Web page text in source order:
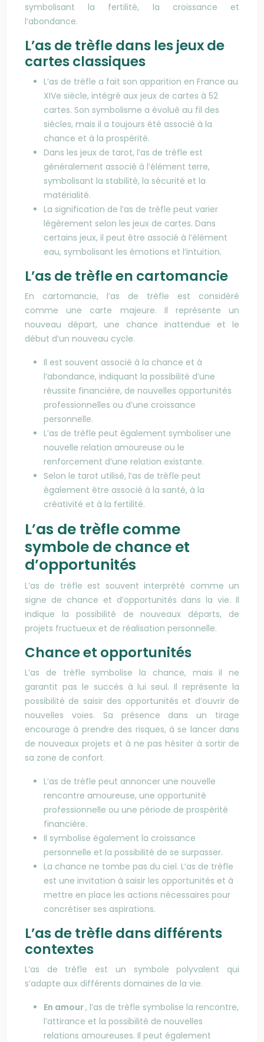
symbolisant la fertilité, la croissance et
l’abondance.
L’as de trèfle dans les jeux de
cartes classiques
L’as de trèfle a fait son apparition en France au
XIVe siècle, intégré aux jeux de cartes à 52
cartes. Son symbolisme a évolué au fil des
siècles, mais il a toujours été associé à la
chance et à la prospérité.
Dans les jeux de tarot, l’as de trèfle est
généralement associé à l’élément terre,
symbolisant la stabilité, la sécurité et la
matérialité.
La signification de l’as de trèfle peut varier
légèrement selon les jeux de cartes. Dans
certains jeux, il peut être associé à l’élément
eau, symbolisant les émotions et l’intuition.
L’as de trèfle en cartomancie
En cartomancie, l’as de trèfle est considéré
comme une carte majeure. Il représente un
nouveau départ, une chance inattendue et le
début d’un nouveau cycle.
Il est souvent associé à la chance et à
l’abondance, indiquant la possibilité d’une
réussite financière, de nouvelles opportunités
professionnelles ou d’une croissance
personnelle.
L’as de trèfle peut également symboliser une
nouvelle relation amoureuse ou le
renforcement d’une relation existante.
Selon le tarot utilisé, l’as de trèfle peut
également être associé à la santé, à la
créativité et à la fertilité.
L’as de trèfle comme
symbole de chance et
d’opportunités
L’as de trèfle est souvent interprété comme un
signe de chance et d’opportunités dans la vie. Il
indique la possibilité de nouveaux départs, de
projets fructueux et de réalisation personnelle.
Chance et opportunités
L’as de trèfle symbolise la chance, mais il ne
garantit pas le succès à lui seul. Il représente la
possibilité de saisir des opportunités et d’ouvrir de
nouvelles voies. Sa présence dans un tirage
encourage à prendre des risques, à se lancer dans
de nouveaux projets et à ne pas hésiter à sortir de
sa zone de confort.
L’as de trèfle peut annoncer une nouvelle
rencontre amoureuse, une opportunité
professionnelle ou une période de prospérité
financière.
Il symbolise également la croissance
personnelle et la possibilité de se surpasser.
La chance ne tombe pas du ciel. L’as de trèfle
est une invitation à saisir les opportunités et à
mettre en place les actions nécessaires pour
concrétiser ses aspirations.
L’as de trèfle dans différents
contextes
L’as de trèfle est un symbole polyvalent qui
s’adapte aux différents domaines de la vie.
En amour, l’as de trèfle symbolise la rencontre,
l’attirance et la possibilité de nouvelles
relations amoureuses. Il peut également